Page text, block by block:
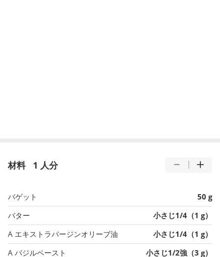
材料 1 人分
バゲット
50 g
バター
小さじ1/4（1 g）
A エキストラバージンオリーブ油
小さじ1/4（1 g）
A バジルペースト
小さじ1/2強（3 g）